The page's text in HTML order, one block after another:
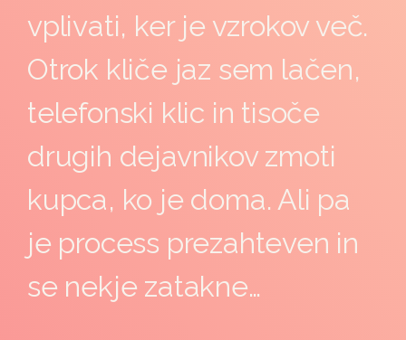
vplivati, ker je vzrokov več.
Otrok kliče jaz sem lačen,
telefonski klic in tisoče
drugih dejavnikov zmoti
kupca, ko je doma. Ali pa
je process prezahteven in
se nekje zatakne…